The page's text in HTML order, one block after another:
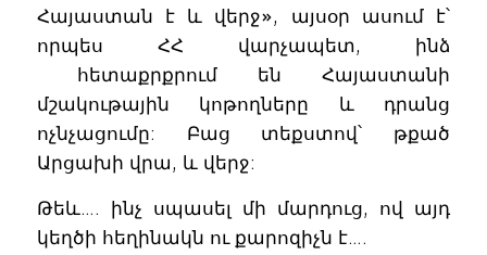
Հայաստան է և վերջ», այսօր ասում է՝
որպես ՀՀ վարչապետ, ինձ
հետաքրքրում են Հայաստանի
մշակութային կոթողները և դրանց
ոչնչացումը: Բաց տեքստով՝ թքած
Արցախի վրա, և վերջ:
Թեև…. ինչ սպասել մի մարդուց, ով այդ
կեղծի հեղինակն ու քարոզիչն է….